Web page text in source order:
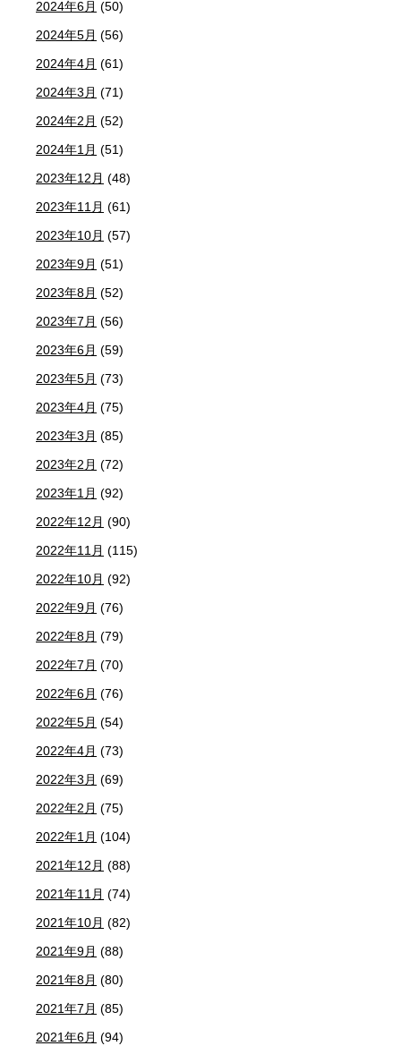
2024年6月 (50)
2024年5月 (56)
2024年4月 (61)
2024年3月 (71)
2024年2月 (52)
2024年1月 (51)
2023年12月 (48)
2023年11月 (61)
2023年10月 (57)
2023年9月 (51)
2023年8月 (52)
2023年7月 (56)
2023年6月 (59)
2023年5月 (73)
2023年4月 (75)
2023年3月 (85)
2023年2月 (72)
2023年1月 (92)
2022年12月 (90)
2022年11月 (115)
2022年10月 (92)
2022年9月 (76)
2022年8月 (79)
2022年7月 (70)
2022年6月 (76)
2022年5月 (54)
2022年4月 (73)
2022年3月 (69)
2022年2月 (75)
2022年1月 (104)
2021年12月 (88)
2021年11月 (74)
2021年10月 (82)
2021年9月 (88)
2021年8月 (80)
2021年7月 (85)
2021年6月 (94)